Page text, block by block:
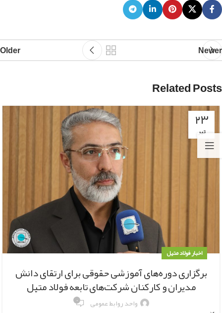
Newer
Older
Related Posts
۲۳
تیر
اخبار فولاد متیل
برگزاری دوره‌های آموزشی حقوقی برای ارتقای دانش
مدیران و کارکنان شرکت‌های تابعه فولاد متیل
واحد روابط عمومی ۰